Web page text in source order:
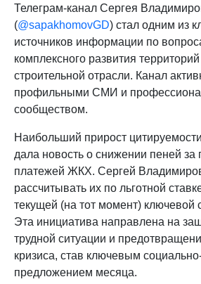
Телеграм-канал Сергея
(@sapakhomovGD) стал одним из
источников информации по
комплексного развития
строительной отрасли. Канал
профильными СМИ и
сообществом.
Наибольший прирост
дала новость о снижении пеней за
платежей ЖКХ. Сергей
рассчитывать их по льготной
текущей (на тот момент) ключевой
Эта инициатива направлена на
трудной ситуации и
кризиса, став ключевым
предложением месяца.